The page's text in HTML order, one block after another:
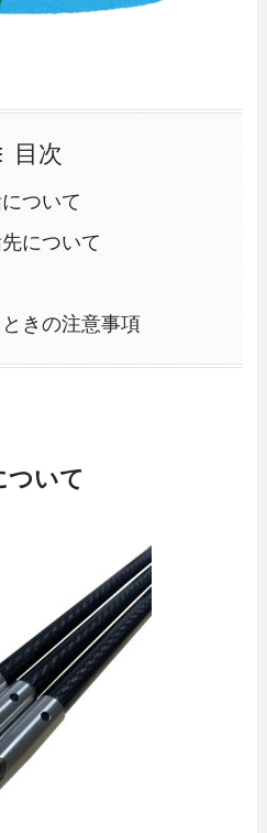
目次
ついて
について
きの注意事項
ついて